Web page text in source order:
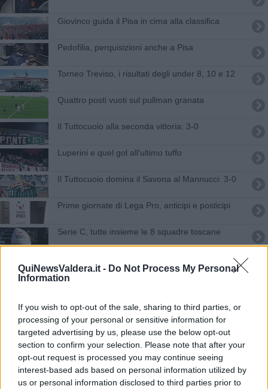
QuiNewsValdera.it - Do Not Process My Personal
Information
If you wish to opt-out of the sale, sharing to third parties, or
processing of your personal or sensitive information for
targeted advertising by us, please use the below opt-out
section to confirm your selection. Please note that after your
opt-out request is processed you may continue seeing
interest-based ads based on personal information utilized by
us or personal information disclosed to third parties prior to
Giovinco guida il Pisa in cima alla classifica
Pedofilia, perquisizioni anche a Pisa
Torneo Treviso, i risultati degli under 8, 10 e 12
Quattro posti vuoti sul pullman granata
Il Tuttocuoio alla seconda vittoria: 3-0
Luperini e quel gol all'ultimo tuffo
Il Tuttocuoio domina il Savona al Mannucci: 3-0
Prime giornate di Lega Pro, anticipi e posticipi
Serie C, tutte insieme le 8 squadre toscane
Caso Innovative Pharma: gli arrestati ammettono regali e favori
per i medici
"A cosa serve la bandiera lilla?"
Fc Ponsacco, il dg lascia e domenica la Massese
DIZIONARIO MINIMO: L’italiano